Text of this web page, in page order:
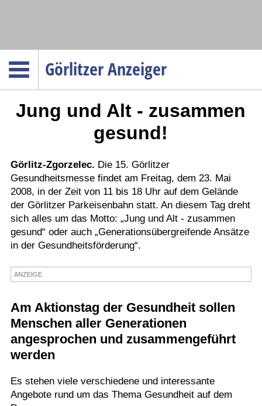
Görlitzer Anzeiger
Menüpunkte
Politik
Wirtschaft
Service
Verkehr
Gesundheit
Kultur
Termine
Jung und Alt - zusammen
gesund!
Görlitz-Zgorzelec. Die 15. Görlitzer
Gesundheitsmesse findet am Freitag, dem 23. Mai
2008, in der Zeit von 11 bis 18 Uhr auf dem Gelände
der Görlitzer Parkeisenbahn statt. An diesem Tag dreht
sich alles um das Motto: „Jung und Alt - zusammen
gesund“ oder auch „Generationsübergreifende Ansätze
in der Gesundheitsförderung“.
ANZEIGE
Am Aktionstag der Gesundheit sollen
Menschen aller Generationen
angesprochen und zusammengeführt
werden
Es stehen viele verschiedene und interessante
Angebote rund um das Thema Gesundheit auf dem